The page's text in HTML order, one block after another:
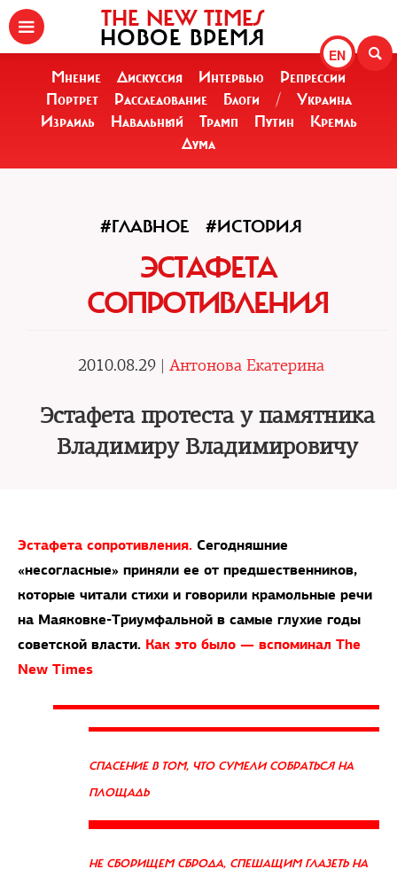
EN
THE NEW TIMES
НОВОЕ ВРЕМЯ
Мнение Дискуссия Интервью
Репрессии
Портрет
Расследование Блоги /
Украина
Израиль
Навальный Трамп Путин
Кремль
Дума
#ГЛАВНОЕ #ИСТОРИЯ
ЭСТАФЕТА
СОПРОТИВЛЕНИЯ
2010.08.29 | Антонова Екатерина
Эстафета протеста у памятника
Владимиру Владимировичу
Эстафета сопротивления. Сегодняшние
«несогласные» приняли ее от предшественников,
которые читали стихи и говорили крамольные речи
на Маяковке-Триумфальной в самые глухие годы
советской власти. Как это было — вспоминал The
New Times
СПАСЕНИЕ В ТОМ, ЧТО СУМЕЛИ СОБРАТЬСЯ НА
ПЛОЩАДЬ
НЕ СБОРИЩЕМ СБРОДА, СПЕШАЩИМ ГЛАЗЕТЬ НА